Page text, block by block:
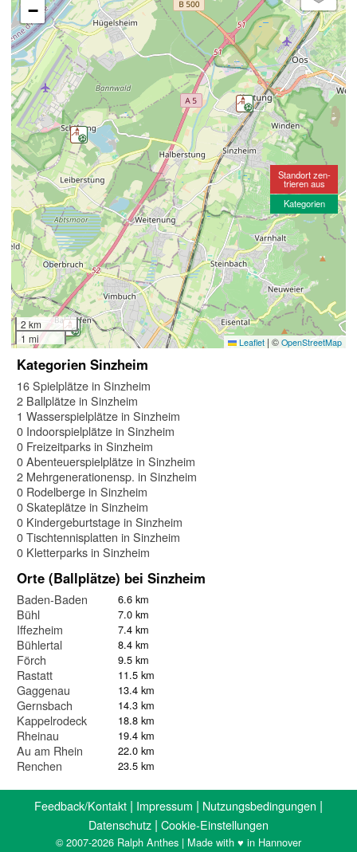
−
2 km
1 mi
Leaflet | © OpenStreetMap
Standort zen-
trieren aus
Kategorien
Kategorien Sinzheim
16 Spielplätze in Sinzheim
2 Ballplätze in Sinzheim
1 Wasserspielplätze in Sinzheim
0 Indoorspielplätze in Sinzheim
0 Freizeitparks in Sinzheim
0 Abenteuerspielplätze in Sinzheim
2 Mehrgenerationensp. in Sinzheim
0 Rodelberge in Sinzheim
0 Skateplätze in Sinzheim
0 Kindergeburtstage in Sinzheim
0 Tischtennisplatten in Sinzheim
0 Kletterparks in Sinzheim
Orte (Ballplätze) bei Sinzheim
Baden-Baden 6.6 km
Bühl 7.0 km
Iffezheim 7.4 km
Bühlertal 8.4 km
Förch 9.5 km
Rastatt 11.5 km
Gaggenau 13.4 km
Gernsbach 14.3 km
Kappelrodeck 18.8 km
Rheinau 19.4 km
Au am Rhein 22.0 km
Renchen 23.5 km
Feedback/Kontakt | Impressum | Nutzungsbedingungen |
Datenschutz | Cookie-Einstellungen
© 2007-2026 Ralph Anthes | Made with ♥ in Hannover